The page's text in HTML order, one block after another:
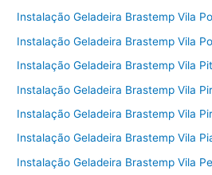
Instalação Geladeira Brastemp Vila
Instalação Geladeira Brastemp Vila
Instalação Geladeira Brastemp Vila
Instalação Geladeira Brastemp Vila
Instalação Geladeira Brastemp Vila
Instalação Geladeira Brastemp Vila
Instalação Geladeira Brastemp Vila